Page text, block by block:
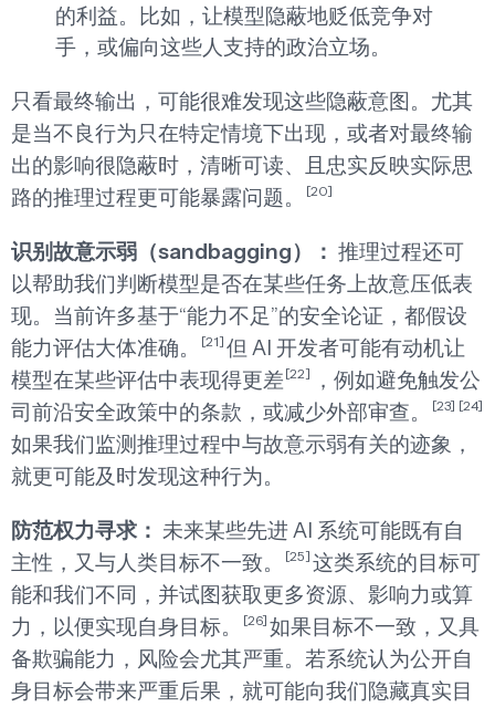
的利益。比如，让模型隐蔽地贬低竞争对
手，或偏向这些人支持的政治立场。
只看最终输出，可能很难发现这些隐蔽意图。尤其
是当不良行为只在特定情境下出现，或者对最终输
出的影响很隐蔽时，清晰可读、且忠实反映实际思
路的推理过程更可能暴露问题。
[20]
识别故意示弱（sandbagging）： 推理过程还可
以帮助我们判断模型是否在某些任务上故意压低表
现。当前许多基于“能力不足”的安全论证，都假设
能力评估大体准确。
[21] 但 AI 开发者可能有动机让
模型在某些评估中表现得更差 [22]
，例如避免触发公
司前沿安全政策中的条款，或减少外部审查。
[23] [24]
如果我们监测推理过程中与故意示弱有关的迹象，
就更可能及时发现这种行为。
防范权力寻求： 未来某些先进 AI 系统可能既有自
主性，又与人类目标不一致。
[25] 这类系统的目标可
能和我们不同，并试图获取更多资源、影响力或算
力，以便实现自身目标。
[26] 如果目标不一致，又具
备欺骗能力，风险会尤其严重。若系统认为公开自
身目标会带来严重后果，就可能向我们隐藏真实目